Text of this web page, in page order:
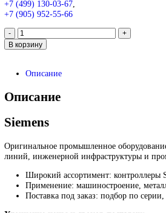
12 475₽
Запрос
Промышленное оборудование
различных отраслей.
Контакты:
Email:sales@corp-line.ru